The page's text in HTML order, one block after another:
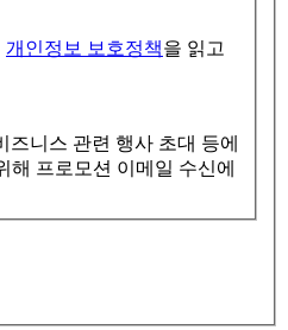
개인정보 보호정책을 읽고
즈니스 관련 행사 초대 등에
해 프로모션 이메일 수신에